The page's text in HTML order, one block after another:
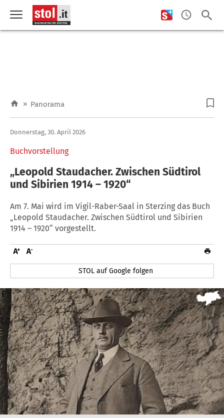
» Panorama
Buchvorstellung
Donnerstag, 30. April 2026
„Leopold Staudacher. Zwischen Südtirol
und Sibirien 1914 – 1920“
Am 7. Mai wird im Vigil-Raber-Saal in Sterzing das Buch
„Leopold Staudacher. Zwischen Südtirol und Sibirien
1914 – 1920“ vorgestellt.
STOL auf Google folgen